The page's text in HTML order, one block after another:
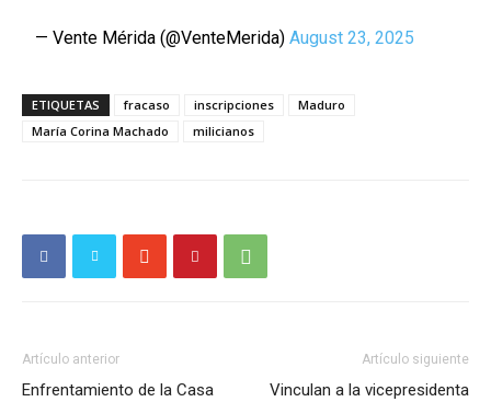
— Vente Mérida (@VenteMerida)August 23, 2025
ETIQUETAS fracaso inscripciones
Maduro
María Corina Machado
milicianos
Artículo anterior
Enfrentamiento de la Casa
Artículo siguiente
Vinculan a la vicepresidenta